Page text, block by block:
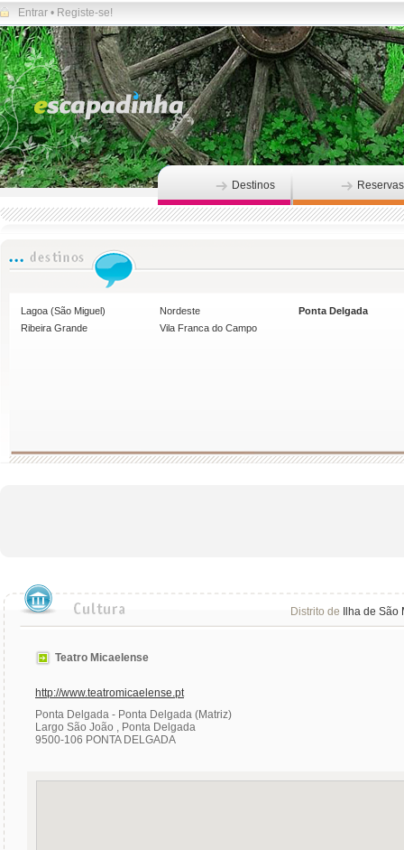
Entrar • Registe-se!
Destinos Reservas
Lagoa (São Miguel) Nordeste
Ponta Delgada
Ribeira Grande
Vila Franca do Campo
Distrito de Ilha de São
Teatro Micaelense
http://www.teatromicaelense.pt
Ponta Delgada - Ponta Delgada (Matriz)
Largo São João , Ponta Delgada
9500-106 PONTA DELGADA